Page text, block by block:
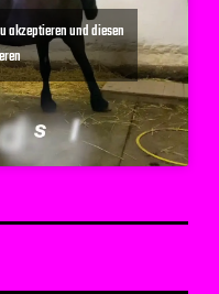
akzeptieren und diesen